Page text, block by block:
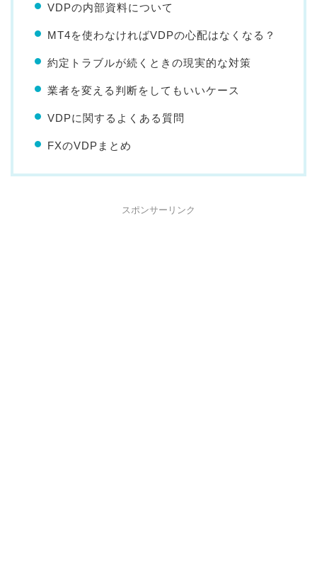
VDPの内部資料について
MT4を使わなければVDPの心配はなくなる？
約定トラブルが続くときの現実的な対策
業者を変える判断をしてもいいケース
VDPに関するよくある質問
FXのVDPまとめ
スポンサーリンク